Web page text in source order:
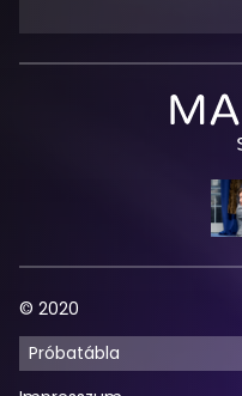
Színház
© 2020
Próbatábla